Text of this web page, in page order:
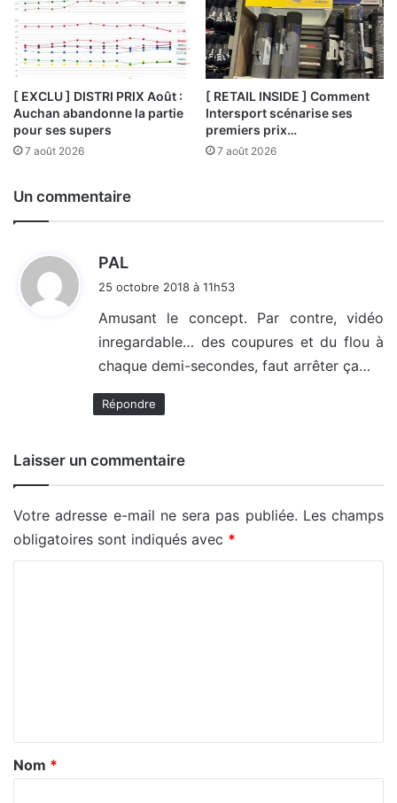
[ EXCLU ] DISTRI PRIX Août :
Auchan abandonne la partie
pour ses supers
7 août 2026
[ RETAIL INSIDE ] Comment
Intersport scénarise ses
premiers prix…
7 août 2026
Un commentaire
PAL
:
25 octobre 2018 à 11h53
Amusant le concept. Par contre, vidéo
inregardable… des coupures et du flou à
chaque demi-secondes, faut arrêter ça…
Répondre
Laisser un commentaire
Votre adresse e-mail ne sera pas publiée. Les champs
obligatoires sont indiqués avec *
a
Nom *